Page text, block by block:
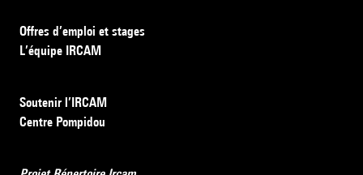
Offres d’emploi et stages
L’équipe IRCAM
Soutenir l’IRCAM
Centre Pompidou